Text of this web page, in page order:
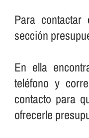
Para
sección
En ella
teléfono y
contacto para
ofrecerle